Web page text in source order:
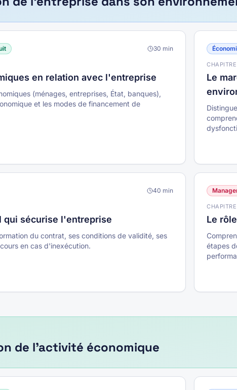
30 min
en relation avec l'entreprise
(ménages, entreprises, État, banques),
et les modes de financement de
CHAPITRE
Le
40 min
qui sécurise l'entreprise
du contrat, ses conditions de validité, ses
en cas d'inexécution.
CHAPITRE
Le
étapes
de l'activité économique